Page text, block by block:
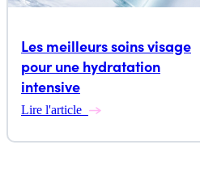
Les meilleurs soins visage
pour une hydratation
intensive
Lire l'article